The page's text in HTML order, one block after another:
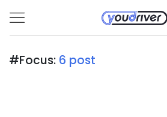
#Focus: 6 post